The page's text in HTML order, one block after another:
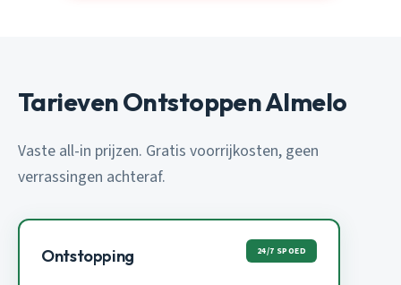
Tarieven Ontstoppen Almelo
Vaste all-in prijzen. Gratis voorrijkosten, geen
verrassingen achteraf.
Ontstopping 24/7 SPOED